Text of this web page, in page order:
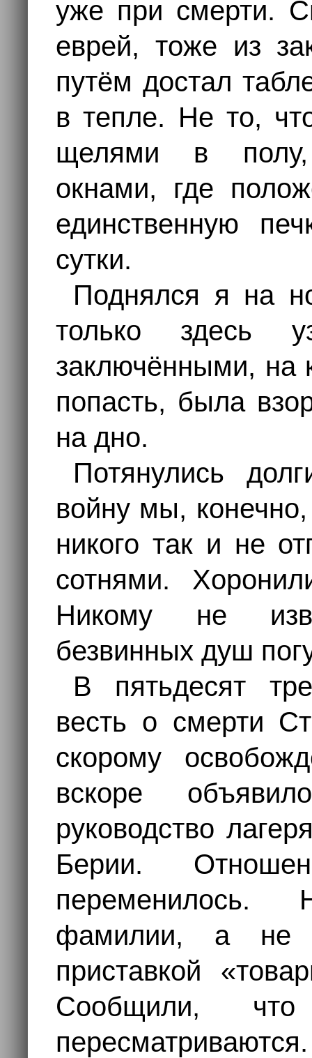
уже при смерти.
еврей, тоже из
путём достал
в тепле. Не то,
щелями в полу,
окнами, где
единственную
сутки.
Поднялся я на
только здесь
заключёнными, на
попасть, была
на дно.
Потянулись
войну мы,
никого так и не
сотнями.
Никому не
безвинных душ
В пятьдесят
весть о смерти
скорому
вскоре
руководство
Берии.
фамилии, а не
приставкой
Сообщили,